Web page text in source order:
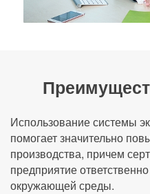
Использование системы
помогает значительно
производства, причем
предприятие
окружающей среды.